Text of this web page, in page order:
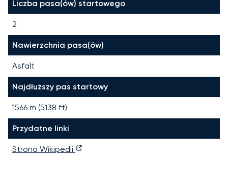
Liczba pasa(ów) startowego
2
Nawierzchnia pasa(ów)
Asfalt
Najdłuższy pas startowy
1566 m (5138 ft)
Przydatne linki
Strona Wikipedii